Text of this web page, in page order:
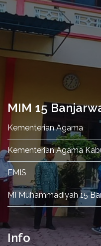
MIM 15
Kementerian Agama
Kementerian Agama
EMIS
MI Muhammadiyah 15
Info